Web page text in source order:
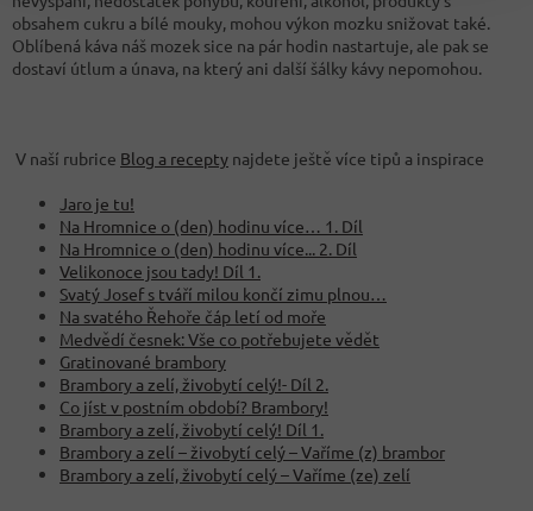
obsahem cukru a bílé mouky, mohou výkon mozku snižovat také.
Oblíbená káva náš mozek sice na pár hodin nastartuje, ale pak se
dostaví útlum a únava, na který ani další šálky kávy nepomohou.
V naší rubrice Blog a recepty najdete ještě více tipů a inspirace
Jaro je tu!
Na Hromnice o (den) hodinu více… 1. Díl
Na Hromnice o (den) hodinu více... 2. Díl
Velikonoce jsou tady! Díl 1.
Svatý Josef s tváří milou končí zimu plnou…
Na svatého Řehoře čáp letí od moře
Medvědí česnek: Vše co potřebujete vědět
Gratinované brambory
Brambory a zelí, živobytí celý!- Díl 2.
Co jíst v postním období? Brambory!
Brambory a zelí, živobytí celý! Díl 1.
Brambory a zelí – živobytí celý – Vaříme (z) brambor
Brambory a zelí, živobytí celý – Vaříme (ze) zelí